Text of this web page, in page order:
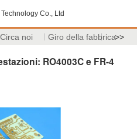
Co., Ltd
Circa noi Giro della fabbrica>>
RO4003C e FR-4